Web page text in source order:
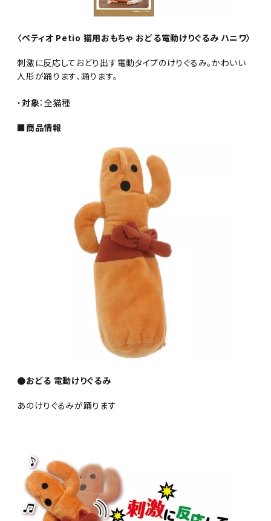
〈ペティオ Petio 猫用おもちゃ おどる電動けりぐるみ ハニワ〉
刺激に反応しておどり出す電動タイプのけりぐるみ。かわいい
人形が踊ります、踊ります。
・対象：全猫種
■商品情報
●おどる 電動けりぐるみ
あのけりぐるみが踊ります